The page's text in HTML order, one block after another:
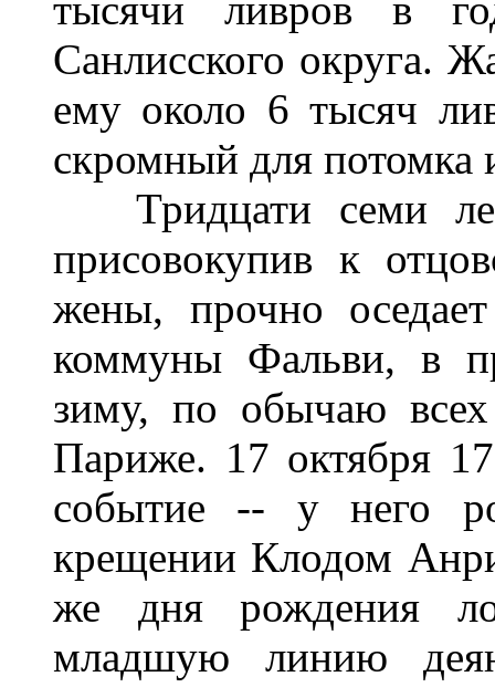
Санлисского округа.
ему около 6 тысяч
скромный для потомка
Тридцати семи
присовокупив к
жены, прочно
коммуны Фальви, в
зиму, по обычаю
Париже. 17 октября
событие -- у него
крещении Клодом
же дня рождения
младшую линию